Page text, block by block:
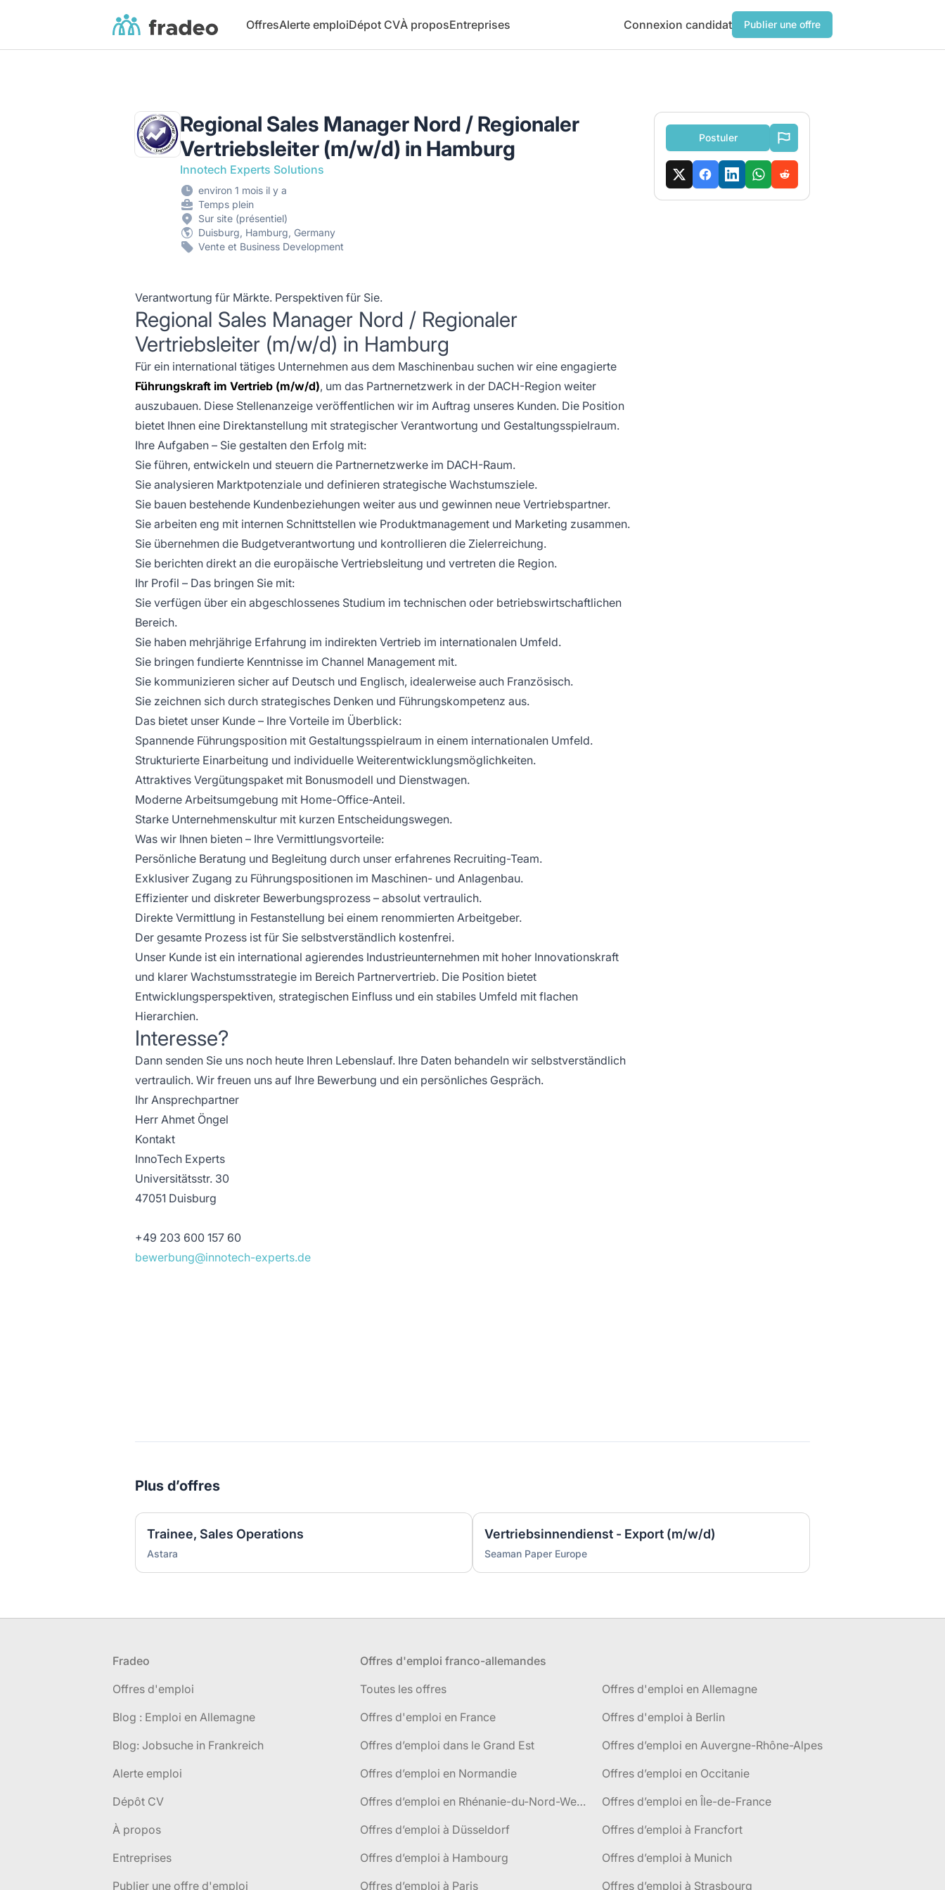
Fradeo OffresAlerte emploiDépot CVÀ proposEntreprises Connexion candidat Publier une offre
Regional Sales Manager Nord / Regionaler
Vertriebsleiter (m/w/d) in Hamburg
Innotech Experts Solutions
environ 1 mois il y a
Temps plein
Sur site (présentiel)
Duisburg, Hamburg, Germany
Vente et Business Development
Verantwortung für Märkte. Perspektiven für Sie.
Regional Sales Manager Nord / Regionaler
Vertriebsleiter (m/w/d) in Hamburg
Für ein international tätiges Unternehmen aus dem Maschinenbau suchen wir eine engagierte
Führungskraft im Vertrieb (m/w/d), um das Partnernetzwerk in der DACH-Region weiter
auszubauen. Diese Stellenanzeige veröffentlichen wir im Auftrag unseres Kunden. Die Position
bietet Ihnen eine Direktanstellung mit strategischer Verantwortung und Gestaltungsspielraum.
Ihre Aufgaben – Sie gestalten den Erfolg mit:
Sie führen, entwickeln und steuern die Partnernetzwerke im DACH-Raum.
Sie analysieren Marktpotenziale und definieren strategische Wachstumsziele.
Sie bauen bestehende Kundenbeziehungen weiter aus und gewinnen neue Vertriebspartner.
Sie arbeiten eng mit internen Schnittstellen wie Produktmanagement und Marketing zusammen.
Sie übernehmen die Budgetverantwortung und kontrollieren die Zielerreichung.
Sie berichten direkt an die europäische Vertriebsleitung und vertreten die Region.
Ihr Profil – Das bringen Sie mit:
Sie verfügen über ein abgeschlossenes Studium im technischen oder betriebswirtschaftlichen
Bereich.
Sie haben mehrjährige Erfahrung im indirekten Vertrieb im internationalen Umfeld.
Sie bringen fundierte Kenntnisse im Channel Management mit.
Sie kommunizieren sicher auf Deutsch und Englisch, idealerweise auch Französisch.
Sie zeichnen sich durch strategisches Denken und Führungskompetenz aus.
Das bietet unser Kunde – Ihre Vorteile im Überblick:
Spannende Führungsposition mit Gestaltungsspielraum in einem internationalen Umfeld.
Strukturierte Einarbeitung und individuelle Weiterentwicklungsmöglichkeiten.
Attraktives Vergütungspaket mit Bonusmodell und Dienstwagen.
Moderne Arbeitsumgebung mit Home-Office-Anteil.
Starke Unternehmenskultur mit kurzen Entscheidungswegen.
Was wir Ihnen bieten – Ihre Vermittlungsvorteile:
Persönliche Beratung und Begleitung durch unser erfahrenes Recruiting-Team.
Exklusiver Zugang zu Führungspositionen im Maschinen- und Anlagenbau.
Effizienter und diskreter Bewerbungsprozess – absolut vertraulich.
Direkte Vermittlung in Festanstellung bei einem renommierten Arbeitgeber.
Der gesamte Prozess ist für Sie selbstverständlich kostenfrei.
Unser Kunde ist ein international agierendes Industrieunternehmen mit hoher Innovationskraft
und klarer Wachstumsstrategie im Bereich Partnervertrieb. Die Position bietet
Entwicklungsperspektiven, strategischen Einfluss und ein stabiles Umfeld mit flachen
Hierarchien.
Interesse?
Dann senden Sie uns noch heute Ihren Lebenslauf. Ihre Daten behandeln wir selbstverständlich
vertraulich. Wir freuen uns auf Ihre Bewerbung und ein persönliches Gespräch.
Ihr Ansprechpartner
Herr Ahmet Öngel
Kontakt
InnoTech Experts
Universitätsstr. 30
47051 Duisburg
+49 203 600 157 60
bewerbung@innotech-experts.de
Postuler
Plus d’offres
Trainee, Sales Operations
Astara
Vertriebsinnendienst - Export (m/w/d)
Seaman Paper Europe
Fradeo
Offres d'emploi
Blog : Emploi en Allemagne
Blog: Jobsuche in Frankreich
Alerte emploi
Dépôt CV
À propos
Entreprises
Publier une offre d'emploi
Offres d'emploi franco-allemandes
Toutes les offres
Offres d'emploi en Allemagne
Offres d'emploi en France
Offres d'emploi à Berlin
Offres d’emploi dans le Grand Est
Offres d’emploi en Auvergne-Rhône-Alpes
Offres d’emploi en Normandie
Offres d’emploi en Occitanie
Offres d’emploi en Rhénanie-du-Nord-Westphalie
Offres d’emploi en Île-de-France
Offres d’emploi à Düsseldorf
Offres d’emploi à Francfort
Offres d’emploi à Hambourg
Offres d’emploi à Munich
Offres d’emploi à Paris
Offres d’emploi à Strasbourg